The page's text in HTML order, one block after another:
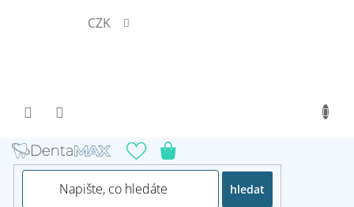
CZK
hledat